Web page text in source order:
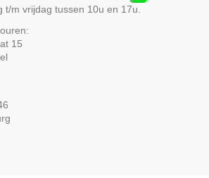
t/m vrijdag tussen 10u en 17u.
15